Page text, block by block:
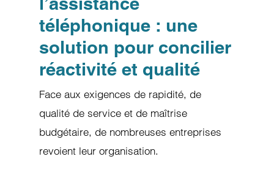
téléphonique : une
solution pour concilier
réactivité et qualité
Face aux exigences de rapidité, de
qualité de service et de maîtrise
budgétaire, de nombreuses entreprises
revoient leur organisation.